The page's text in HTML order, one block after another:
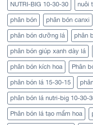
NUTRI-BIG 10-30-30 nuôi
phân bón phân bón canxi
phân bón dưỡng lá phân
phân bón giúp xanh dày lá
phân bón kích hoa Phân
phân bón lá 15-30-15
phân bón lá nutri-big 10-30-
Phân bón lá tạo mầm hoa